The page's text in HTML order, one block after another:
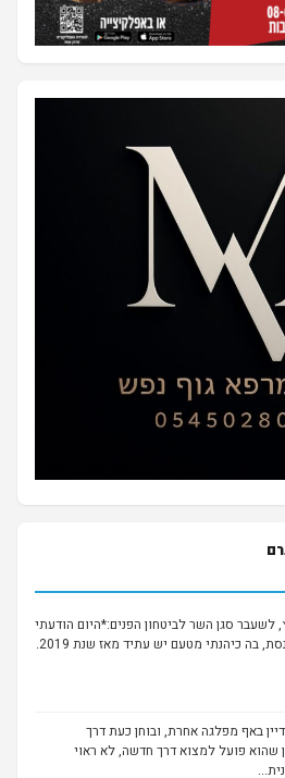
לשעבר סגן השר לביטחון הפנים:*היום הודעתי
על התפטרותי מהכנסת, בה כיהנתי מטעם יש עתיד מאז שנת 2019.
באף מפלגה אחרת, ובוחן כעת דרך
שהוא פועל למצוא דרך חדשה, לא ראוי